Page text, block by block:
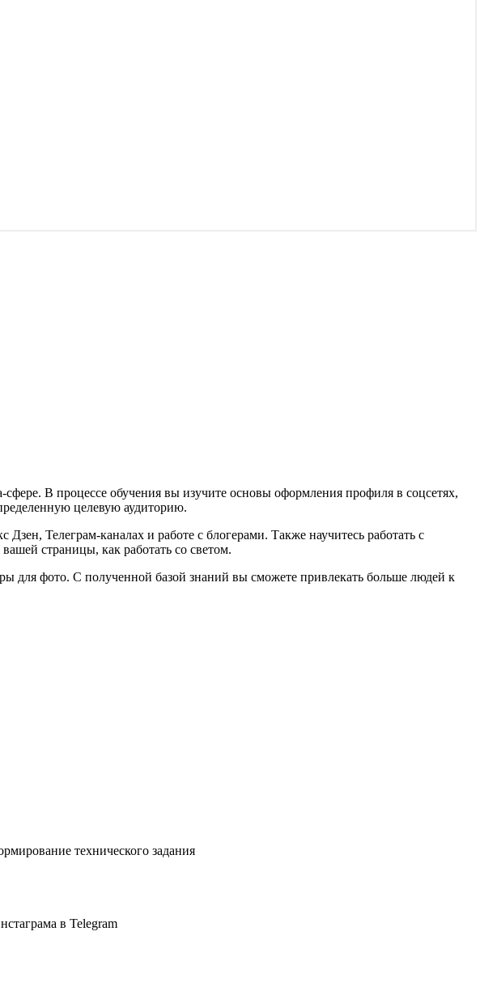
В процессе обучения вы изучите основы оформления профиля в соцсетях,
целевую аудиторию.
Телеграм-каналах и работе с блогерами. Также научитесь работать с
страницы, как работать со светом.
для фото. С полученной базой знаний вы сможете привлекать больше людей к
технического задания
в Telegram